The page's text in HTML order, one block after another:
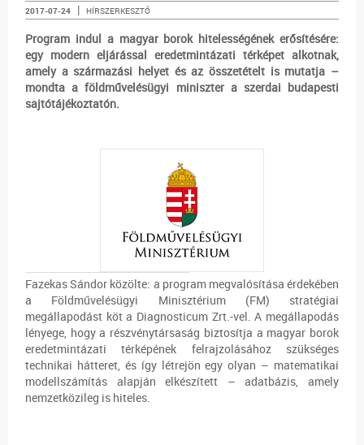
2017-07-24 | HÍRSZERKESZTŐ
Program indul a magyar borok hitelességének erősítésére:
egy modern eljárással eredetmintázati térképet alkotnak,
amely a származási helyet és az összetételt is mutatja –
mondta a földművelésügyi miniszter a szerdai budapesti
sajtótájékoztatón.
Fazekas Sándor közölte: a program megvalósítása érdekében
a Földművelésügyi Minisztérium (FM) stratégiai
megállapodást köt a Diagnosticum Zrt.-vel. A megállapodás
lényege, hogy a részvénytársaság biztosítja a magyar borok
eredetmintázati térképének felrajzolásához szükséges
technikai hátteret, és így létrejön egy olyan – matematikai
modellszámítás alapján elkészített – adatbázis, amely
nemzetközileg is hiteles.